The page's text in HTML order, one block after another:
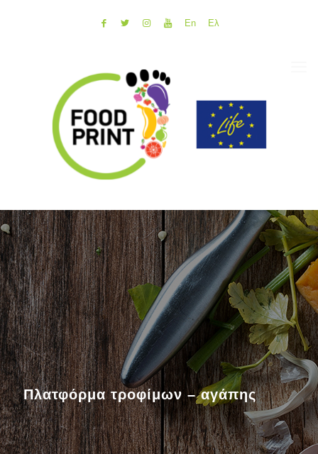
En Ελ
Πλατφόρμα τροφίμων – αγάπης